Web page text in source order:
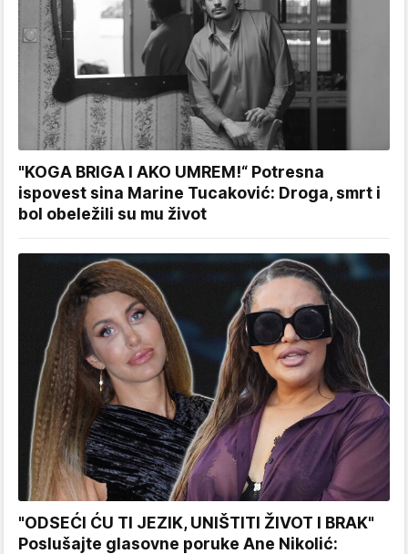
"KOGA BRIGA I AKO UMREM!“ Potresna
ispovest sina Marine Tucaković: Droga, smrt i
bol obeležili su mu život
"ODSEĆI ĆU TI JEZIK, UNIŠTITI ŽIVOT I BRAK"
Poslušajte glasovne poruke Ane Nikolić: